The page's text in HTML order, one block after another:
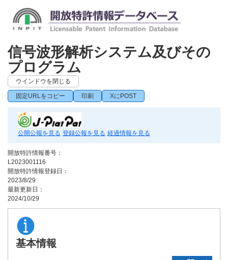
信号波形解析システム及びその
プログラム
ウインドウを閉じる
固定URLをコピー 印刷 XにPOST
公開公報を見る 登録公報を見る 経過情報を見る
開放特許情報番号：
L2023001116
開放特許情報登録日：
2023/8/29
最新更新日：
2024/10/29
基本情報